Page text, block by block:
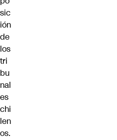
sic
ión
de
los
tri
bu
nal
es
chi
len
os.